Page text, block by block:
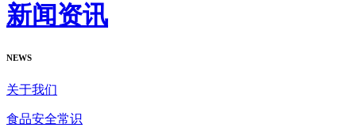
新闻资讯
NEWS
关于我们
食品安全常识